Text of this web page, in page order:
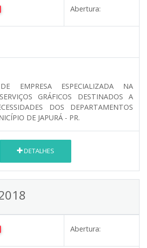
Abertura:
EMPRESA ESPECIALIZADA NA
GRÁFICOS DESTINADOS A
DOS DEPARTAMENTOS
DE JAPURÁ - PR.
DETALHES
Abertura: